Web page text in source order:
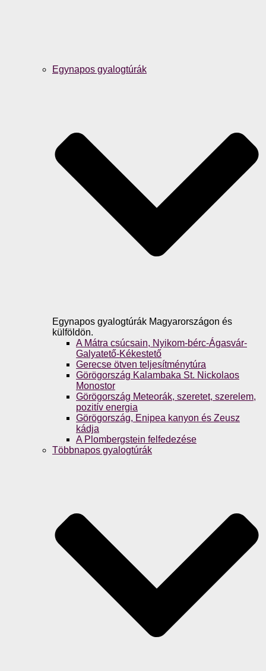
Egynapos gyalogtúrák
Egynapos gyalogtúrák Magyarországon és
külföldön.
A Mátra csúcsain, Nyikom-bérc-Ágasvár-
Galyatető-Kékestető
Gerecse ötven teljesítménytúra
Görögország Kalambaka St. Nickolaos
Monostor
Görögország Meteorák, szeretet, szerelem,
pozitív energia
Görögország, Enipea kanyon és Zeusz
kádja
A Plombergstein felfedezése
Többnapos gyalogtúrák